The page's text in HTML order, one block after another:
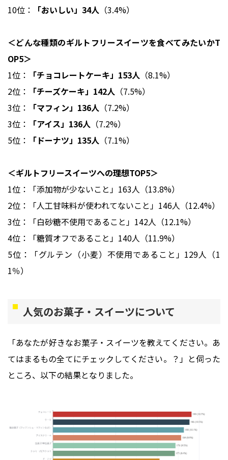
10位：
「おいしい」34人 （3.4%）
＜どんな種類のギルトフリースイーツを食べてみたいかT
OP5＞
1位：
「チョコレートケーキ」153人 （8.1%）
2位：
「チーズケーキ」142人 （7.5%）
3位：
「マフィン」136人 （7.2%）
3位：
「アイス」136人 （7.2%）
5位：
「ドーナツ」135人 （7.1%）
＜ギルトフリースイーツへの理想TOP5＞
1位：「添加物が少ないこと」163人（13.8%）
2位：「人工甘味料が使われてないこと」146人（12.4%）
3位：「白砂糖不使用であること」142人（12.1%）
4位：「糖質オフであること」140人（11.9%）
5位：「グルテン（小麦）不使用であること」129人（1
1％）
人気のお菓子・スイーツについて
「あなたが好きなお菓子・スイーツを教えてください。あ
てはまるもの全てにチェックしてください。 ？」と伺った
ところ、以下の結果となりました。